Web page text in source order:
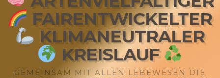
FAIRENTWICKELTER
KLIMANEUTRALER
KREISLAUF
GEMEINSAM MIT ALLEN LEBEWESEN DIE